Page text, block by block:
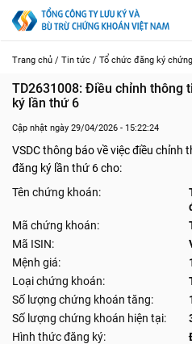
Trang chủ / Tin tức / Tổ chức đăng ký
TD2631008: Điều chỉnh thông
ký lần thứ 6
Cập nhật ngày 29/04/2026 - 15:22:24
VSDC thông báo về việc điều chỉnh
đăng ký lần thứ 6 cho:
Tên chứng khoán:
Mã chứng khoán:
Mã ISIN:
Mệnh giá:
Loại chứng khoán:
Số lượng chứng khoán tăng:
Số lượng chứng khoán hiện tại:
Hình thức đăng ký: